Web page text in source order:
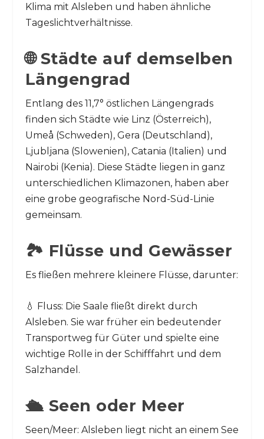
Klima mit Alsleben und haben ähnliche
Tageslichtverhältnisse.
🌐 Städte auf demselben
Längengrad
Entlang des 11,7° östlichen Längengrads
finden sich Städte wie Linz (Österreich),
Umeå (Schweden), Gera (Deutschland),
Ljubljana (Slowenien), Catania (Italien) und
Nairobi (Kenia). Diese Städte liegen in ganz
unterschiedlichen Klimazonen, haben aber
eine grobe geografische Nord-Süd-Linie
gemeinsam.
🏞️ Flüsse und Gewässer
Es fließen mehrere kleinere Flüsse, darunter:
💧 Fluss: Die Saale fließt direkt durch
Alsleben. Sie war früher ein bedeutender
Transportweg für Güter und spielte eine
wichtige Rolle in der Schifffahrt und dem
Salzhandel.
🛳️ Seen oder Meer
Seen/Meer: Alsleben liegt nicht an einem See